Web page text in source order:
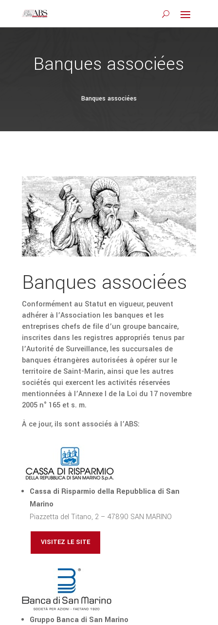
Banques associées
Banques associées
Banques associées
Conformément au Statut en vigueur, peuvent
adhérer à l’Association les banques et les
entreprises chefs de file d’un groupe bancaire,
inscrites dans les registres appropriés tenus par
l’Autorité de Surveillance, les succursales de
banques étrangères autorisées à opérer sur le
territoire de Saint-Marin, ainsi que les autres
sociétés qui exercent les activités réservées
mentionnées à l’Annexe I de la Loi du 17 novembre
2005 n° 165 et s. m.
À ce jour, ils sont associés à l’ABS:
Cassa di Risparmio della Repubblica di San
Marino
Piazzetta del Titano, 2 – 47890 SAN MARINO
VISITEZ LE SITE
Gruppo Banca di San Marino